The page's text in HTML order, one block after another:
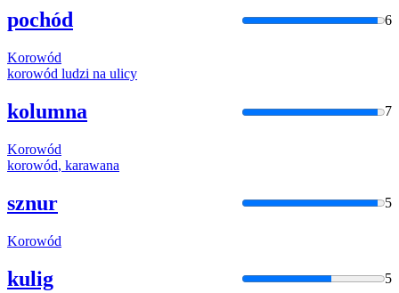
pochód 6
Korowód
korowód ludzi na ulicy
kolumna 7
Korowód
korowód, karawana
sznur 5
Korowód
kulig 5